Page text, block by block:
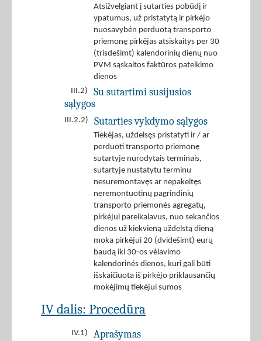
Atsižvelgiant į sutarties pobūdį ir
ypatumus, už pristatytą ir pirkėjo
nuosavybėn perduotą transporto
priemonę pirkėjas atsiskaitys per 30
(trisdešimt) kalendorinių dienų nuo
PVM sąskaitos faktūros pateikimo
dienos
III.2)
Su sutartimi susijusios
sąlygos
III.2.2) Sutarties vykdymo sąlygos
Tiekėjas, uždelsęs pristatyti ir / ar
perduoti transporto priemonę
sutartyje nurodytais terminais,
sutartyje nustatytu terminu
nesuremontavęs ar nepakeitęs
neremontuotinų pagrindinių
transporto priemonės agregatų,
pirkėjui pareikalavus, nuo sekančios
dienos už kiekvieną uždelstą dieną
moka pirkėjui 20 (dvidešimt) eurų
baudą iki 30-os vėlavimo
kalendorinės dienos, kuri gali būti
išskaičiuota iš pirkėjo priklausančių
mokėjimų tiekėjui sumos
IV dalis: Procedūra
IV.1) Aprašymas